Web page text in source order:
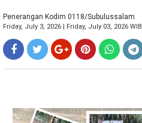
Penerangan Kodim 0118/Subulussalam
Friday, July 3, 2026 | Friday, July 03, 2026 WIB